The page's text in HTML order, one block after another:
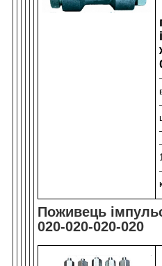
Поживець
020-020-020-020